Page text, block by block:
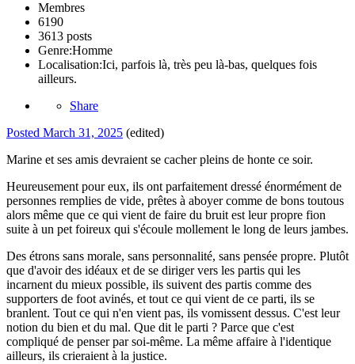
Membres
6190
3613 posts
Genre:Homme
Localisation:Ici, parfois là, très peu là-bas, quelques fois
ailleurs.
Share
Posted March 31, 2025 (edited)
Marine et ses amis devraient se cacher pleins de honte ce soir.
Heureusement pour eux, ils ont parfaitement dressé énormément de
personnes remplies de vide, prêtes à aboyer comme de bons toutous
alors même que ce qui vient de faire du bruit est leur propre fion
suite à un pet foireux qui s'écoule mollement le long de leurs jambes.
Des étrons sans morale, sans personnalité, sans pensée propre. Plutôt
que d'avoir des idéaux et de se diriger vers les partis qui les
incarnent du mieux possible, ils suivent des partis comme des
supporters de foot avinés, et tout ce qui vient de ce parti, ils se
branlent. Tout ce qui n'en vient pas, ils vomissent dessus. C'est leur
notion du bien et du mal. Que dit le parti ? Parce que c'est
compliqué de penser par soi-même. La même affaire à l'identique
ailleurs, ils crieraient à la justice.